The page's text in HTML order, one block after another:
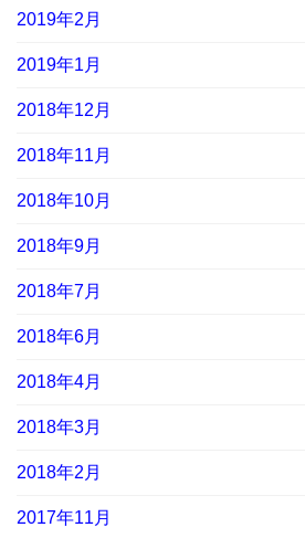
2019年2月
2019年1月
2018年12月
2018年11月
2018年10月
2018年9月
2018年7月
2018年6月
2018年4月
2018年3月
2018年2月
2017年11月